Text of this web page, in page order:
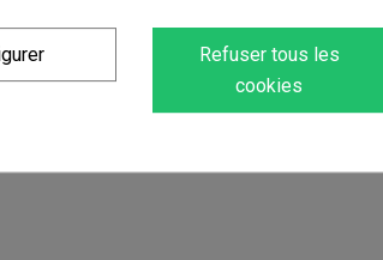
1 article(s)
Refuser tous les
cookies